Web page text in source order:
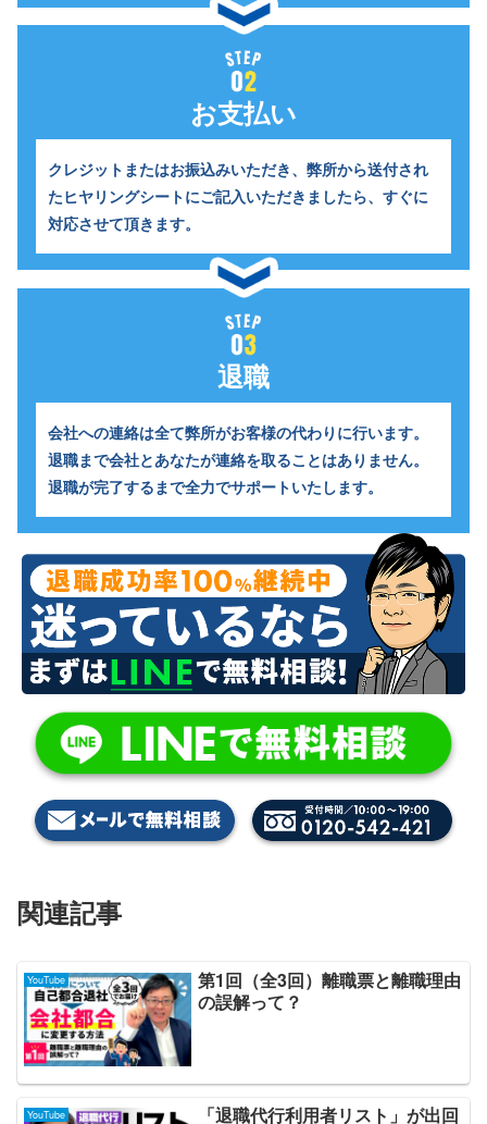
お支払い
クレジットまたはお振込みいただき、 弊所から送付され
たヒヤリングシートにご記入いただきましたら、すぐに
対応させて頂きます。
退職
会社への連絡は全て弊所がお客様の代わりに行います。
退職まで会社とあなたが連絡を取ることはありません。
退職が完了するまで全力でサポートいたします。
関連記事
YouTube
第1回（全3回）離職票と離職理由
の誤解って？
YouTube
「退職代行利用者リスト」が出回